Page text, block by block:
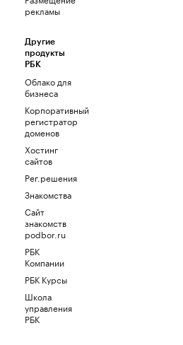
рекламы
Другие
продукты
РБК
Облако для
бизнеса
Корпоративный
регистратор
доменов
Хостинг
сайтов
Рег.решения
Знакомства
Сайт
знакомств
podbor.ru
РБК
Компании
РБК Курсы
Школа
управления
РБК